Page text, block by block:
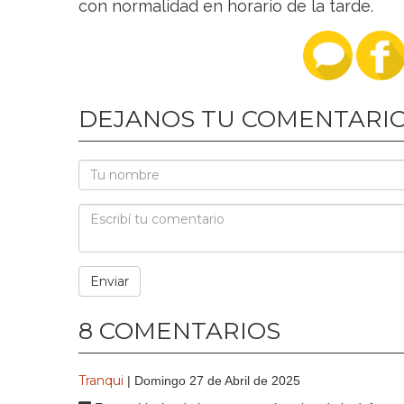
con normalidad en horario de la tarde.
DEJANOS TU
8 COMENTARIOS
Tranqui | Domingo 27 de Abril de 2025